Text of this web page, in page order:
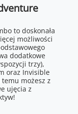
to doskonała
możliwości
dodatkowe
trzy),
oraz Invisible
temu możesz z
ujęcia z